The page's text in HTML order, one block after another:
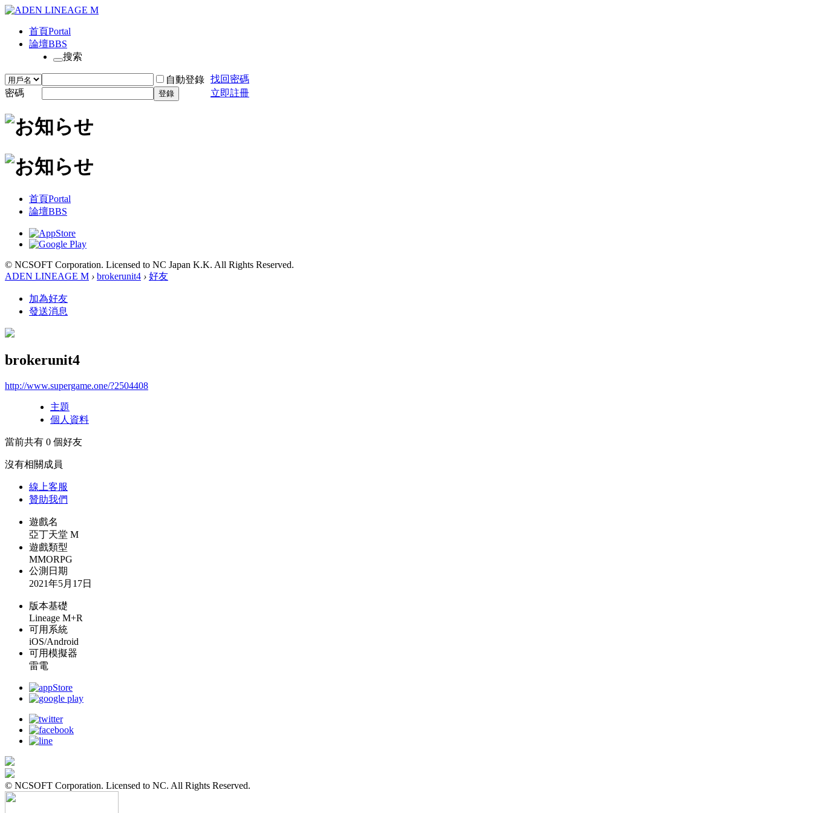
首頁Portal
論壇BBS
搜索
自動登錄 找回密碼
密碼
登錄 立即註冊
首頁Portal
論壇BBS
© NCSOFT Corporation. Licensed to NC Japan K.K. All Rights Reserved.
ADEN LINEAGE M › brokerunit4 › 好友
加為好友
發送消息
brokerunit4
http://www.supergame.one/?2504408
主題
個人資料
當前共有 0 個好友
沒有相關成員
線上客服
贊助我們
遊戲名
亞丁天堂 M
遊戲類型
MMORPG
公測日期
2021年5月17日
版本基礎
Lineage M+R
可用系統
iOS/Android
可用模擬器
雷電
© NCSOFT Corporation. Licensed to NC. All Rights Reserved.